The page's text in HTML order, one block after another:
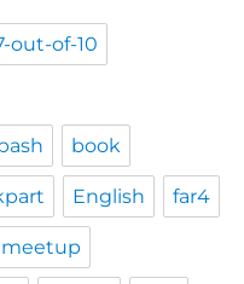
out-of-10
book
English far4
meetup